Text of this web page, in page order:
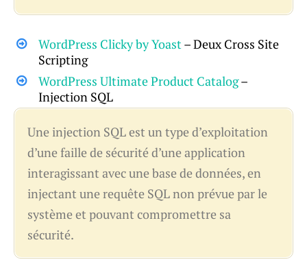
WordPress Clicky by Yoast– Deux Cross Site
Scripting
WordPress Ultimate Product Catalog–
Injection SQL
Une injection SQL est un type d’exploitation
d’une faille de sécurité d’une application
interagissant avec une base de données, en
injectant une requête SQL non prévue par le
système et pouvant compromettre sa
sécurité.